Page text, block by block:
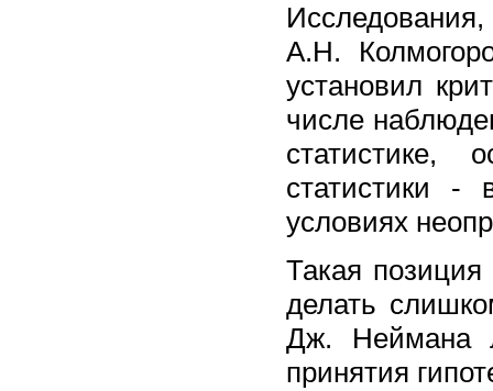
А.Н.
установил
числе
статистике,
статистики -
условиях
Такая позиция
делать
Дж. Неймана
принятия